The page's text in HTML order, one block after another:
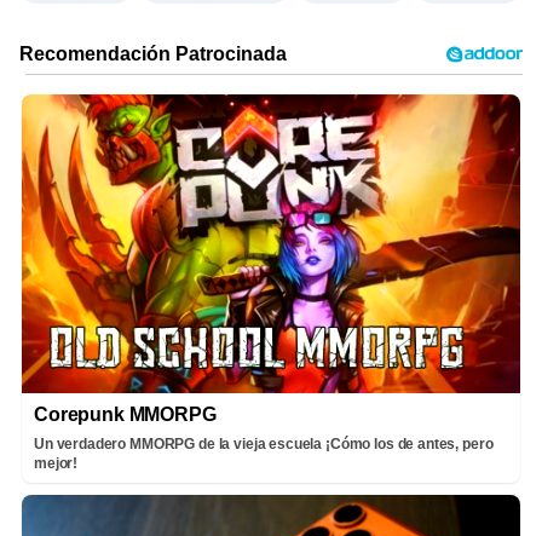
Corepunk MMORPG
Un verdadero MMORPG de la vieja escuela ¡Cómo los de antes, pero
mejor!